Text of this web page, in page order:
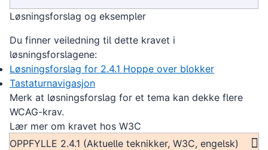
Løsningsforslag og eksempler
Du finner veiledning til dette kravet i
løsningsforslagene:
Løsningsforslag for 2.4.1 Hoppe over blokker
Tastaturnavigasjon
Merk at løsningsforslag for et tema kan dekke flere
WCAG-krav.
Lær mer om kravet hos W3C
OPPFYLLE 2.4.1 (Aktuelle teknikker, W3C, engelsk)